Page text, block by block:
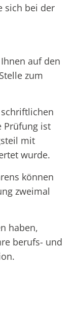
sich bei der
auf den
zum
Prüfung ist
mit
wurde.
können
zweimal
haben,
berufs- und